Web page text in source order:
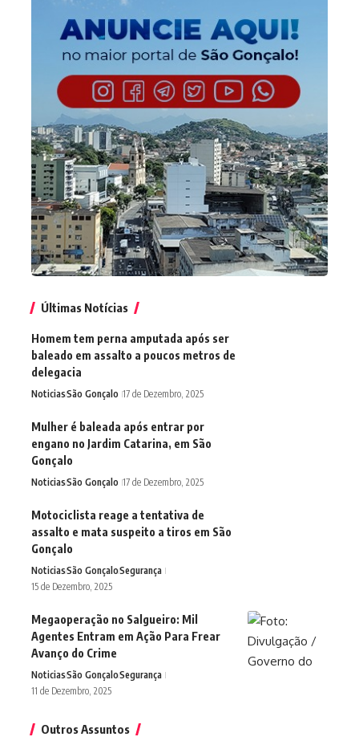
Últimas Notícias
Homem tem perna amputada após ser
baleado em assalto a poucos metros de
delegacia
NoticiasSão Gonçalo 17 de Dezembro, 2025
Mulher é baleada após entrar por
engano no Jardim Catarina, em São
Gonçalo
NoticiasSão Gonçalo 17 de Dezembro, 2025
Motociclista reage a tentativa de
assalto e mata suspeito a tiros em São
Gonçalo
NoticiasSão GonçaloSegurança
15 de Dezembro, 2025
Megaoperação no Salgueiro: Mil
Agentes Entram em Ação Para Frear
Avanço do Crime
NoticiasSão GonçaloSegurança
11 de Dezembro, 2025
Outros Assuntos